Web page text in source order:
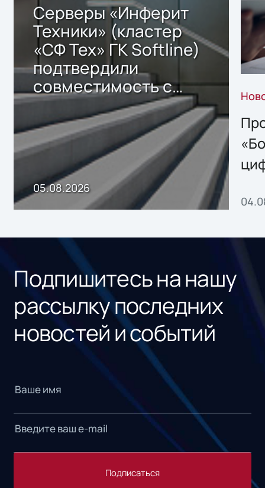
Серверы «Инферит
Техники» (кластер
«СФ Тех» ГК Softline)
подтвердили
совместимость с
решением Sharx
Storage 2.x для
хранения данных
05.08.2026
Подпишитесь на нашу
рассылку последних
новостей и событий
Подписаться